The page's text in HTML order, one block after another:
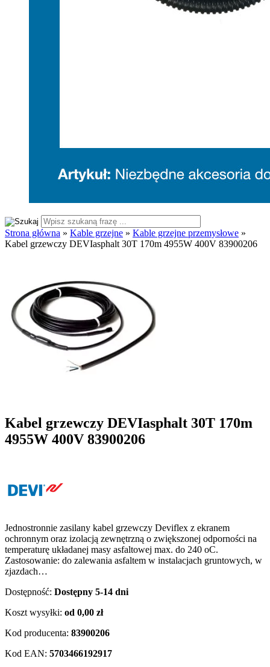
Strona główna » Kable grzejne » Kable grzejne przemysłowe »
Kabel grzewczy DEVIasphalt 30T 170m 4955W 400V 83900206
Kabel grzewczy DEVIasphalt 30T 170m
4955W 400V 83900206
Jednostronnie zasilany kabel grzewczy Deviflex z ekranem
ochronnym oraz izolacją zewnętrzną o zwiększonej odporności na
temperaturę układanej masy asfaltowej max. do 240 oC.
Zastosowanie: do zalewania asfaltem w instalacjach gruntowych, w
zjazdach…
Dostępność: Dostępny 5-14 dni
Koszt wysyłki: od 0,00 zł
Kod producenta: 83900206
Kod EAN: 5703466192917